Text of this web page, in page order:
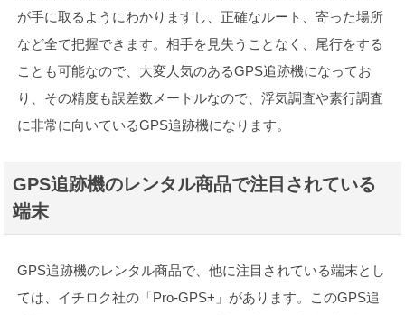
が手に取るようにわかりますし、正確なルート、寄った場所
など全て把握できます。相手を見失うことなく、尾行をする
ことも可能なので、大変人気のあるGPS追跡機になってお
り、その精度も誤差数メートルなので、浮気調査や素行調査
に非常に向いているGPS追跡機になります。
GPS追跡機のレンタル商品で注目されている
端末
GPS追跡機のレンタル商品で、他に注目されている端末とし
ては、イチロク社の「Pro-GPS+」があります。このGPS追